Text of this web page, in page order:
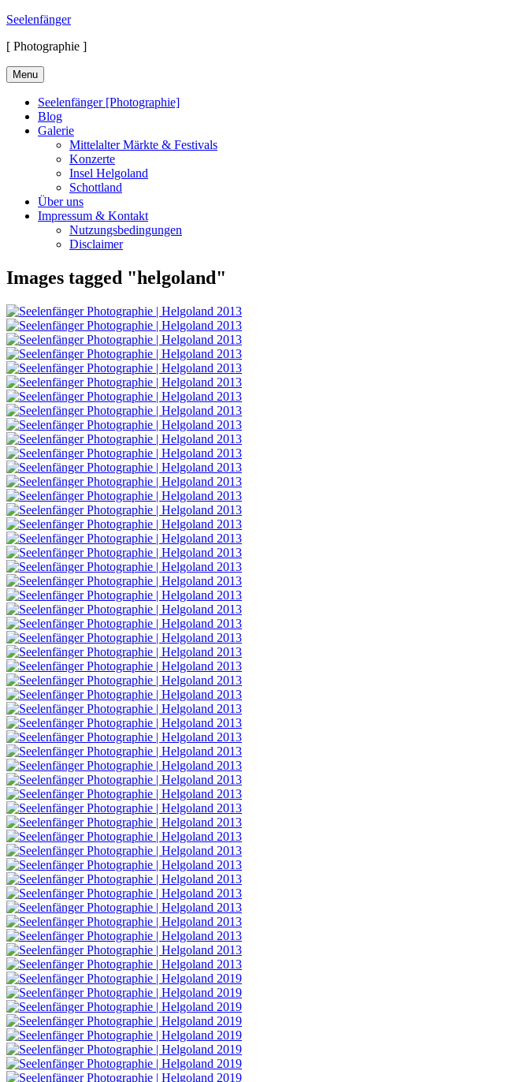
Skip
content
Seelenfänger
[ Photographie ]
Menu
Seelenfänger [Photographie]
Blog
Galerie
Mittelalter Märkte & Festivals
Konzerte
Insel Helgoland
Schottland
Über uns
Impressum & Kontakt
Nutzungsbedingungen
Disclaimer
Images tagged "helgoland"